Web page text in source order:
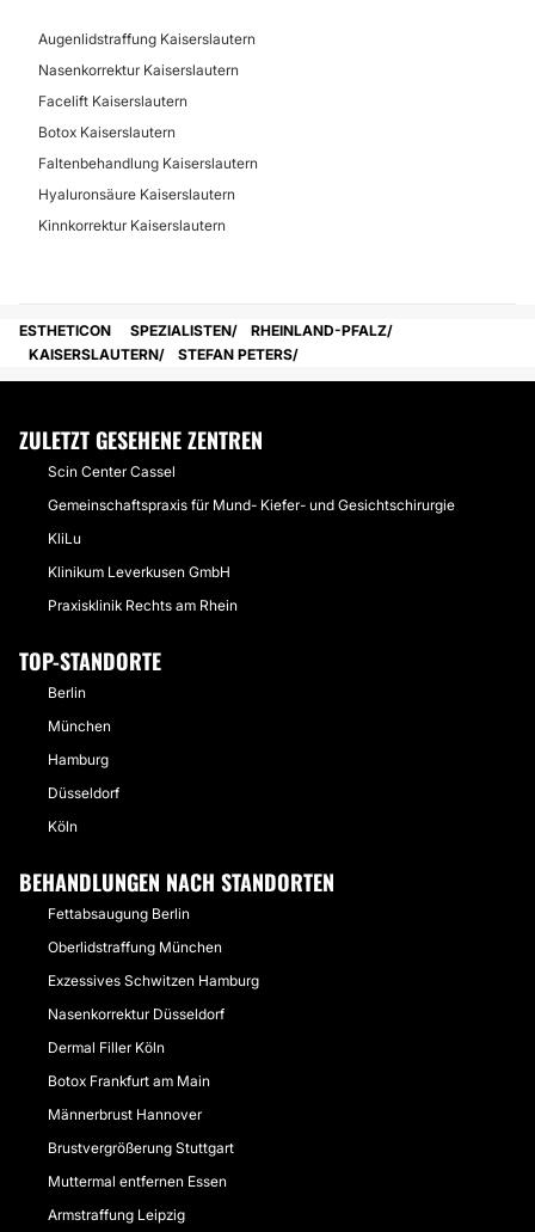
Augenlidstraffung Kaiserslautern
Nasenkorrektur Kaiserslautern
Facelift Kaiserslautern
Botox Kaiserslautern
Faltenbehandlung Kaiserslautern
Hyaluronsäure Kaiserslautern
Kinnkorrektur Kaiserslautern
ESTHETICON SPEZIALISTEN
RHEINLAND-PFALZ
KAISERSLAUTERN
STEFAN PETERS
ZULETZT GESEHENE ZENTREN
Scin Center Cassel
Gemeinschaftspraxis für Mund- Kiefer- und Gesichtschirurgie
KliLu
Klinikum Leverkusen GmbH
Praxisklinik Rechts am Rhein
TOP-STANDORTE
Berlin
München
Hamburg
Düsseldorf
Köln
BEHANDLUNGEN NACH STANDORTEN
Fettabsaugung Berlin
Oberlidstraffung München
Exzessives Schwitzen Hamburg
Nasenkorrektur Düsseldorf
Dermal Filler Köln
Botox Frankfurt am Main
Männerbrust Hannover
Brustvergrößerung Stuttgart
Muttermal entfernen Essen
Armstraffung Leipzig